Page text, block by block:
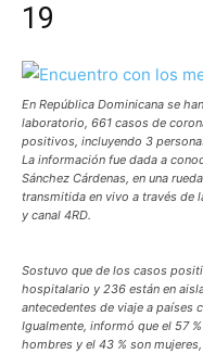
19
En República Dominicana se
laboratorio, 661 casos de
positivos, incluyendo 3
La información fue dada a
Sánchez Cárdenas, en una
transmitida en vivo a través de
y canal 4RD.
Sostuvo que de los casos
hospitalario y 236 están en
antecedentes de viaje a países
Igualmente, informó que el 57
hombres y el 43 % son